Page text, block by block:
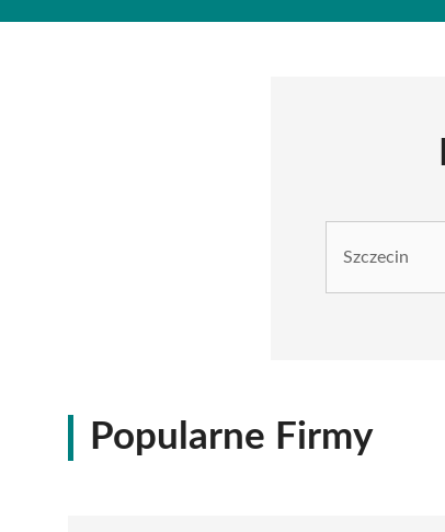
Popularne Firmy